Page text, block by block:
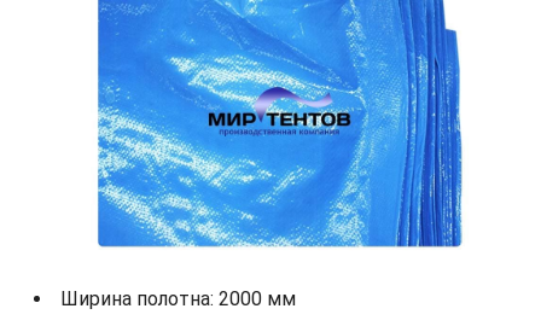
Ширина полотна: 2000 мм